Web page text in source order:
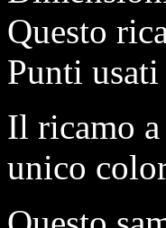
Questo
Punti
Il ricamo a
unico